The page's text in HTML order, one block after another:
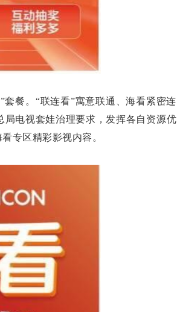
餐。“联连看”寓意联通、海看紧密连
电视套娃治理要求，发挥各自资源优
专区精彩影视内容。